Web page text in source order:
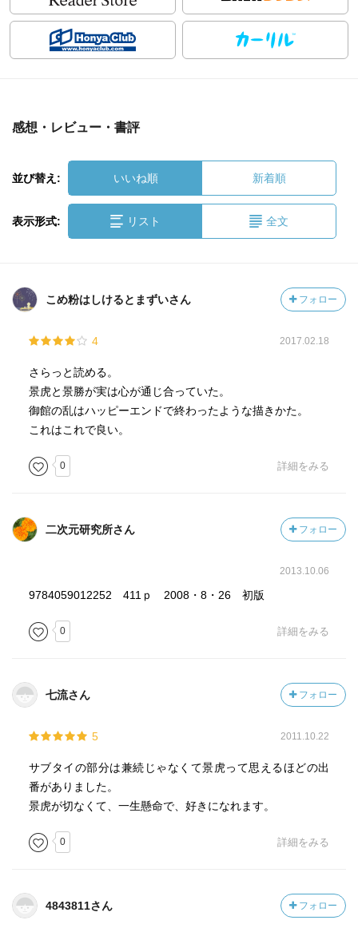
感想・レビュー・書評
並び替え: いいね順 新着順
表示形式: リスト 全文
こめ粉はしけるとまずいさん フォロー
4 2017.02.18
さらっと読める。
景虎と景勝が実は心が通じ合っていた。
御館の乱はハッピーエンドで終わったような描きかた。
これはこれで良い。
0 詳細をみる
二次元研究所さん フォロー
2013.10.06
9784059012252 411ｐ 2008・8・26 初版
0 詳細をみる
七流さん フォロー
5 2011.10.22
サブタイの部分は兼続じゃなくて景虎って思えるほどの出
番がありました。
景虎が切なくて、一生懸命で、好きになれます。
0 詳細をみる
4843811さん フォロー